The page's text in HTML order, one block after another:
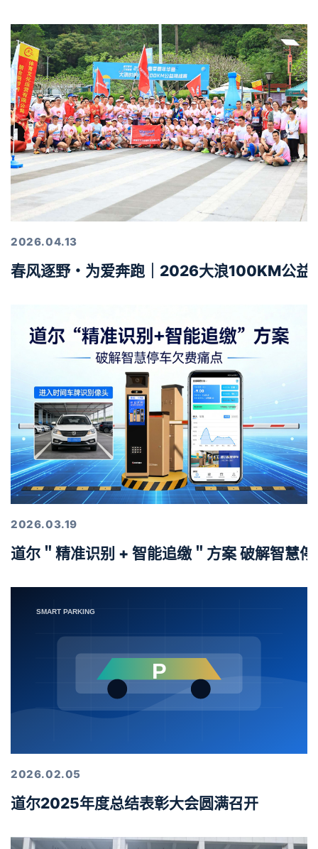
2026.04.13
春风逐野・为爱奔跑｜2026大浪100KM公益
2026.03.19
道尔＂精准识别 + 智能追缴＂方案 破解智慧
2026.02.05
道尔2025年度总结表彰大会圆满召开